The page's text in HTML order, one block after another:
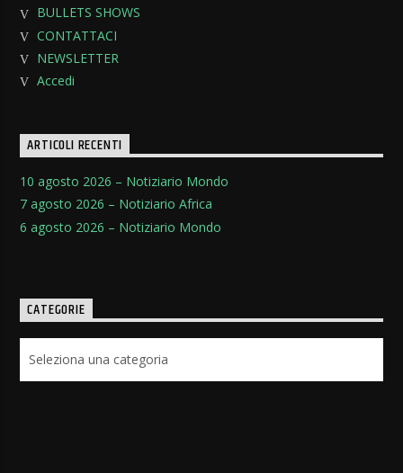
BULLETS SHOWS
CONTATTACI
NEWSLETTER
Accedi
ARTICOLI RECENTI
10 agosto 2026 – Notiziario Mondo
7 agosto 2026 – Notiziario Africa
6 agosto 2026 – Notiziario Mondo
CATEGORIE